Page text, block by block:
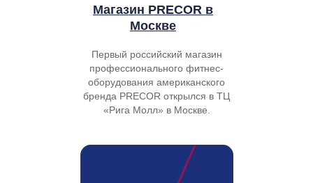
Магазин PRECOR в
Москве
Первый российский магазин
профессионального фитнес-
оборудования американского
бренда PRECOR открылся в ТЦ
«Рига Молл» в Москве.